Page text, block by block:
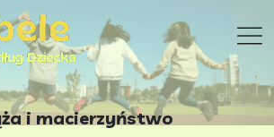
i macierzyństwo